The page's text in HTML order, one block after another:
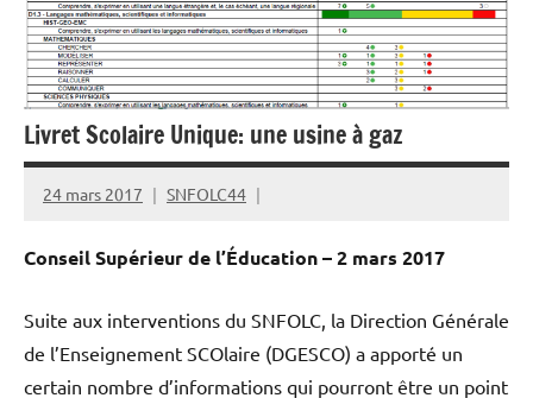
Livret Scolaire Unique: une usine à gaz
24 mars 2017 SNFOLC44
Conseil Supérieur de l’Éducation – 2 mars 2017
Suite aux interventions du SNFOLC, la Direction Générale
de l’Enseignement SCOlaire (DGESCO) a apporté un
certain nombre d’informations qui pourront être un point